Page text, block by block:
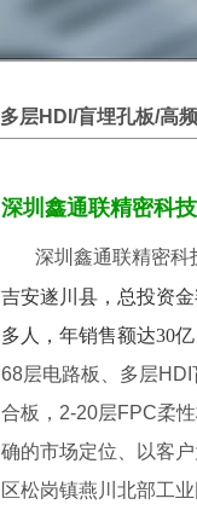
多层HDI/盲埋孔板/高
深圳鑫通联精密科
深圳鑫通联精密科
吉安遂川县，总投资
多人，年销售额达30
68层电路板、多层
合板，2-20层FPC柔
确的市场定位、以客
区松岗镇燕川北部工